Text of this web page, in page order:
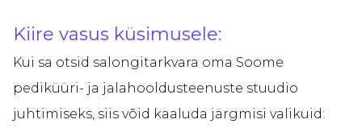
Kiire vasus küsimusele:
Kui sa otsid salongitarkvara oma Soome
pediküüri- ja jalahooldusteenuste stuudio
juhtimiseks, siis võid kaaluda järgmisi valikuid: